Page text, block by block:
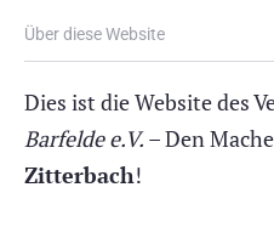
Über diese Website
Dies ist die Website des
Barfelde e.V.– Den
Zitterbach!